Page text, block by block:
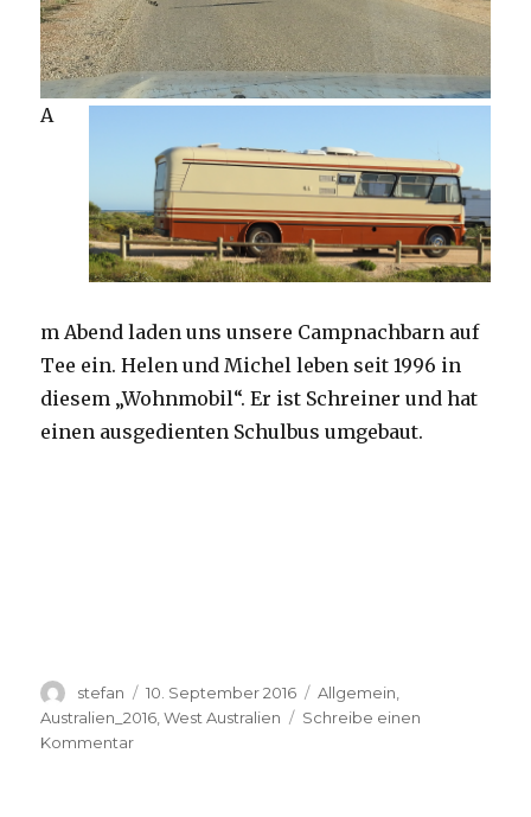
A
m Abend laden uns unsere Campnachbarn auf
Tee ein. Helen und Michel leben seit 1996 in
diesem „Wohnmobil“. Er ist Schreiner und hat
einen ausgedienten Schulbus umgebaut.
Autor
stefan
Veröffentlicht
am
10. September 2016 Kategorien
Allgemein
Australien_2016 ,West Australien
Schreibe einen
Kommentarzu